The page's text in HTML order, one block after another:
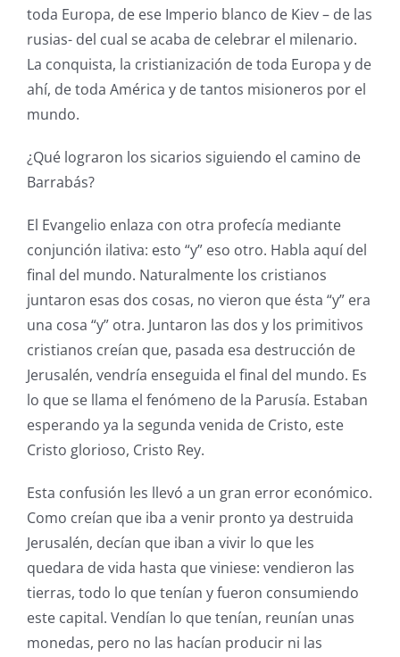
toda Europa, de ese Imperio blanco de Kiev – de las
rusias- del cual se acaba de celebrar el milenario.
La conquista, la cristianización de toda Europa y de
ahí, de toda América y de tantos misioneros por el
mundo.
¿Qué lograron los sicarios siguiendo el camino de
Barrabás?
El Evangelio enlaza con otra profecía mediante
conjunción ilativa: esto “y” eso otro. Habla aquí del
final del mundo. Naturalmente los cristianos
juntaron esas dos cosas, no vieron que ésta “y” era
una cosa “y” otra. Juntaron las dos y los primitivos
cristianos creían que, pasada esa destrucción de
Jerusalén, vendría enseguida el final del mundo. Es
lo que se llama el fenómeno de la Parusía. Estaban
esperando ya la segunda venida de Cristo, este
Cristo glorioso, Cristo Rey.
Esta confusión les llevó a un gran error económico.
Como creían que iba a venir pronto ya destruida
Jerusalén, decían que iban a vivir lo que les
quedara de vida hasta que viniese: vendieron las
tierras, todo lo que tenían y fueron consumiendo
este capital. Vendían lo que tenían, reunían unas
monedas, pero no las hacían producir ni las